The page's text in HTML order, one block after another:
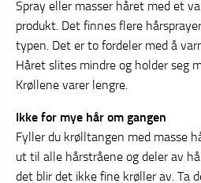
Spray eller masser håret med et
produkt. Det finnes flere
typen. Det er to fordeler med å
Håret slites mindre og holder seg
Krøllene varer lengre.
Ikke for mye hår om gangen
Fyller du krølltangen med masse
ut til alle hårstråene og deler av
det blir det ikke fine krøller av. Ta